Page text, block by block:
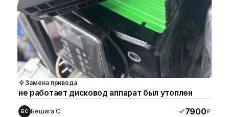
Замена привода
не работает дисковод аппарат был утоплен
БС Бешига С. 7900₽